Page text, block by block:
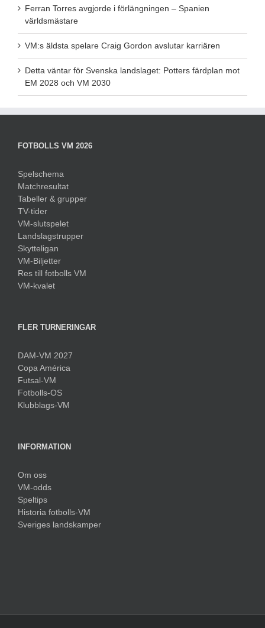
Ferran Torres avgjorde i förlängningen – Spanien
världsmästare
VM:s äldsta spelare Craig Gordon avslutar karriären
Detta väntar för Svenska landslaget: Potters färdplan mot
EM 2028 och VM 2030
FOTBOLLS VM 2026
Spelschema
Matchresultat
Tabeller & grupper
TV-tider
VM-slutspelet
Landslagstrupper
Skytteligan
VM-Biljetter
Res till fotbolls VM
VM-kvalet
FLER TURNERINGAR
DAM-VM 2027
Copa América
Futsal-VM
Fotbolls-OS
Klubblags-VM
INFORMATION
Om oss
VM-odds
Speltips
Historia fotbolls-VM
Sveriges landskamper